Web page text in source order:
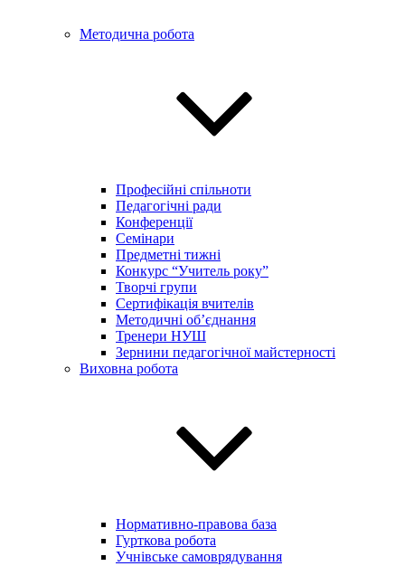
Методична робота
Професійні спільноти
Педагогічні ради
Конференції
Семінари
Предметні тижні
Конкурс “Учитель року”
Творчі групи
Сертифікація вчителів
Методичні об’єднання
Тренери НУШ
Зернини педагогічної майстерності
Виховна робота
Нормативно-правова база
Гурткова робота
Учнівське самоврядування